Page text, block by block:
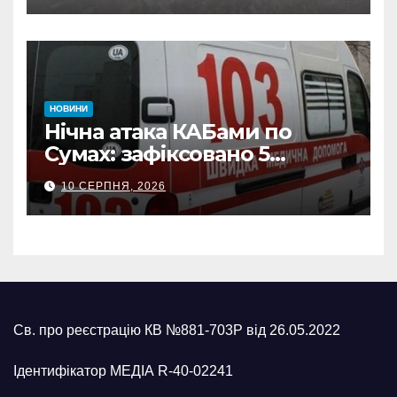
ворожих обстрілів
НОВИНИ
Нічна атака КАБами по
Сумах: зафіксовано 5
влучань, щонайменше
п’ятеро поранених
10 СЕРПНЯ, 2026
Св. про реєстрацію КВ №881-703Р від 26.05.2022
Ідентифікатор МЕДІА R-40-02241